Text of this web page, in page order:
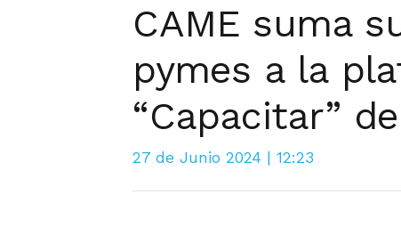
CAME suma
pymes a la
“Capacitar”
27 de Junio 2024 | 12:23